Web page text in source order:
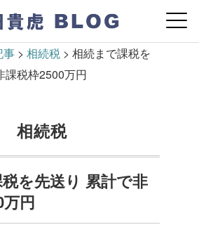
事 > 相続税 > 相続まで課税を
課税枠2500万円
相続税
を先送り 累計で非
円